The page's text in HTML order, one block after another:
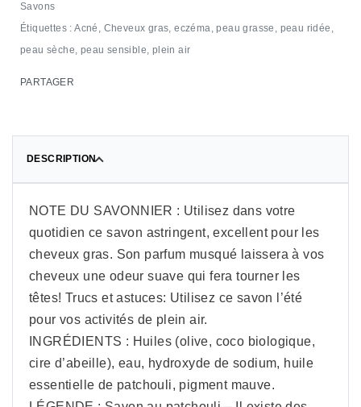
Savons
Étiquettes :Acné , Cheveux gras,eczéma,peau grasse , peau ridée ,
peau sèche, peau sensible, plein air
PARTAGER
DESCRIPTION
NOTE DU SAVONNIER : Utilisez dans votre
quotidien ce savon astringent, excellent pour les
cheveux gras. Son parfum musqué laissera à vos
cheveux une odeur suave qui fera tourner les
têtes! Trucs et astuces: Utilisez ce savon l’été
pour vos activités de plein air.
INGRÉDIENTS : Huiles (olive, coco biologique,
cire d’abeille), eau, hydroxyde de sodium, huile
essentielle de patchouli, pigment mauve.